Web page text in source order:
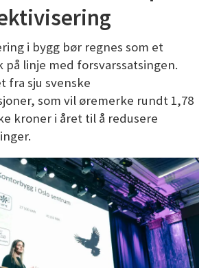
i bygg bør regnes som et
linje med forsvarssatsingen.
fra sju svenske
som vil øremerke rundt 1,78
kroner i året til å redusere